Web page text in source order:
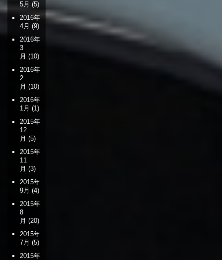
5月 (5)
2016年
4月 (9)
2016年
3
月 (10)
2016年
2
月 (10)
2016年
1月 (1)
2015年
12
月 (5)
2015年
11
月 (3)
2015年
9月 (4)
2015年
8
月 (20)
2015年
7月 (5)
2015年